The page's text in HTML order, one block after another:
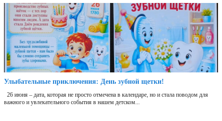
Улыбательные приключения: День зубной щетки!
26 июня – дата, которая не просто отмечена в календаре, но и стала поводом для
важного и увлекательного события в нашем детском...